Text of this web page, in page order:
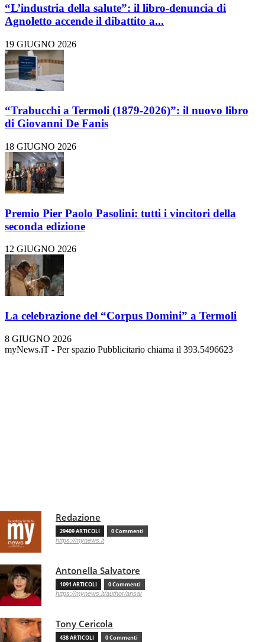
“L’industria della salute”: il libro-denuncia di
Agnoletto accende il dibattito a...
19 GIUGNO 2026
“Trabucchi a Termoli (1879-2026)”: il nuovo libro
di Giovanni De Fanis
18 GIUGNO 2026
Premio Pier Paolo Pasolini: tutti i vincitori della
seconda edizione
12 GIUGNO 2026
La celebrazione del “Corpus Domini” a Termoli
8 GIUGNO 2026
myNews.iT - Per spazio Pubblicitario chiama il 393.5496623
Redazione
29409 ARTICOLI 0 Commenti
https://mynews.it
Antonella Salvatore
1091 ARTICOLI 0 Commenti
https://mynews.it/author/ansa/
Tony Cericola
438 ARTICOLI 0 Commenti